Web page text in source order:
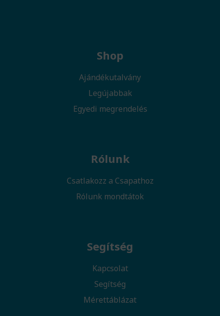
Shop
Ajándékutalvány
Legújabbak
Egyedi megrendelés
Rólunk
Csatlakozz a Csapathoz
Rólunk mondtátok
Segítség
Kapcsolat
Segítség
Mérettáblázat